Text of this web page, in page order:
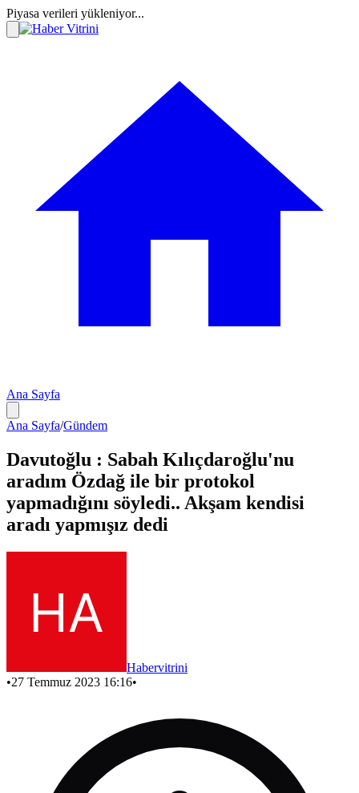
Piyasa verileri yükleniyor...
Ana Sayfa
Ana Sayfa/Gündem
Davutoğlu : Sabah Kılıçdaroğlu'nu
aradım Özdağ ile bir protokol
yapmadığını söyledi.. Akşam kendisi
aradı yapmışız dedi
Habervitrini
•27 Temmuz 2023 16:16•